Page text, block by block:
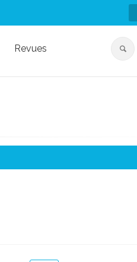
Revues